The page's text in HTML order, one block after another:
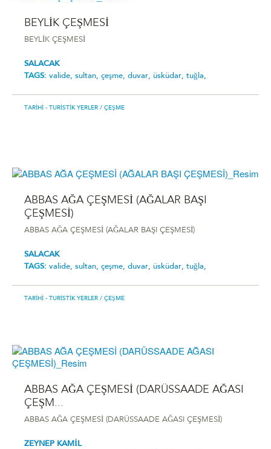
BEYLİK ÇEŞMESİ
BEYLİK ÇEŞMESİ
SALACAK
TAGS: valide, sultan, çeşme, duvar, üsküdar, tuğla,
TARIHI - TURISTIK YERLER / ÇEŞME
ABBAS AĞA ÇEŞMESİ (AĞALAR BAŞI
ÇEŞMESİ)
ABBAS AĞA ÇEŞMESİ (AĞALAR BAŞI ÇEŞMESİ)
SALACAK
TAGS: valide, sultan, çeşme, duvar, üsküdar, tuğla,
TARIHI - TURISTIK YERLER / ÇEŞME
ABBAS AĞA ÇEŞMESİ (DARÜSSAADE AĞASI
ÇEŞM...
ABBAS AĞA ÇEŞMESİ (DARÜSSAADE AĞASI ÇEŞMESİ)
ZEYNEP KAMİL